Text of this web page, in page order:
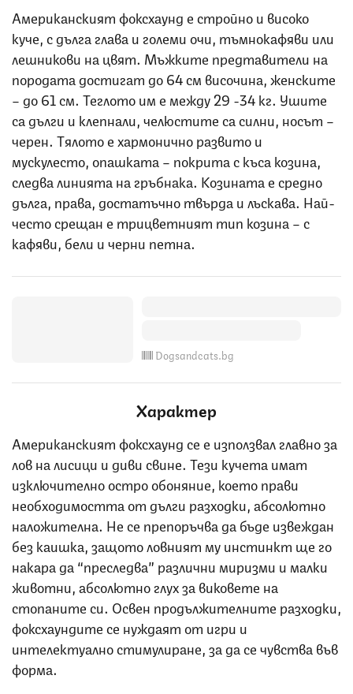
Американският фоксхаунд е стройно и високо
куче, с дълга глава и големи очи, тъмнокафяви или
лешникови на цвят. Мъжките предтавители на
породата достигат до 64 см височина, женските
– до 61 см. Теглото им е между 29 -34 кг. Ушите
са дълги и клепнали, челюстите са силни, носът –
черен. Тялото е хармонично развито и
мускулесто, опашката – покрита с къса козина,
следва линията на гръбнака. Козината е средно
дълга, права, достатъчно твърда и лъскава. Най-
често срещан е трицветният тип козина – с
кафяви, бели и черни петна.
Dogsandcats.bg
Характер
Американският фоксхаунд се е използвал главно за
лов на лисици и диви свине. Тези кучета имат
изключително остро обоняние, което прави
необходимостта от дълги разходки, абсолютно
наложителна. Не се препоръчва да бъде извеждан
без каишка, защото ловният му инстинкт ще го
накара да “преследва” различни миризми и малки
животни, абсолютно глух за виковете на
стопаните си. Освен продължителните разходки,
фоксхаундите се нуждаят от игри и
интелектуално стимулиране, за да се чувства във
форма.